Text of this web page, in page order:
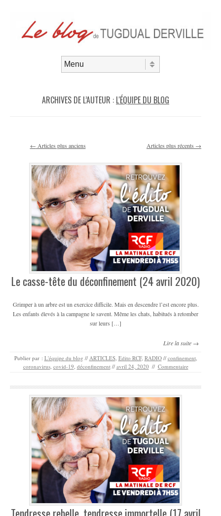
ARCHIVES DE L’AUTEUR : L'ÉQUIPE DU BLOG
Navigation des articles
← Articles plus anciens Articles plus récents →
Le casse-tête du déconfinement (24 avril 2020)
Grimper à un arbre est un exercice difficile. Mais en descendre l’est encore plus.
Les enfants élevés à la campagne le savent. Même les chats, habitués à retomber
sur leurs […]
Lire la suite →
Publier par : L'équipe du blog // ARTICLES, Edito RCF, RADIO // confinement,
coronavirus, covid-19 déconfinement // avril 24, 2020 // Commentaire